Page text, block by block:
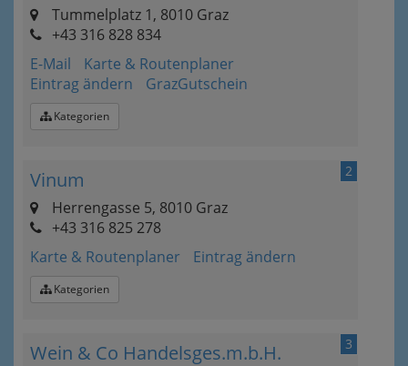
Tummelplatz 1, 8010 Graz
+43 316 828 834
E-Mail
Karte & Routenplaner
Eintrag ändern
GrazGutschein
Kategorien
2
Vinum
Herrengasse 5, 8010 Graz
+43 316 825 278
Karte & Routenplaner
Eintrag ändern
Kategorien
3
Wein & Co Handelsges.m.b.H.